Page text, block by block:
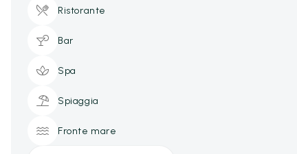
Ristorante
Bar
Spa
Spiaggia
Fronte mare